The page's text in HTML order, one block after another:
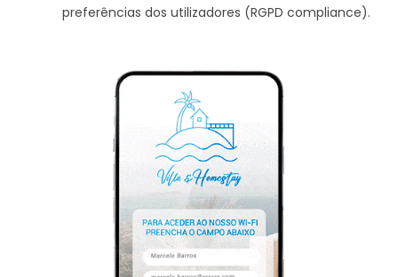
preferências dos utilizadores (RGPD compliance).